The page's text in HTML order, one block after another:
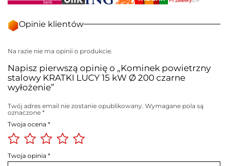
Opinie klientów
Na razie nie ma opinii o produkcie.
Napisz pierwszą opinię o „Kominek powietrzny
stalowy KRATKI LUCY 15 kW Ø 200 czarne
wyłożenie”
Twój adres email nie zostanie opublikowany. Wymagane pola są
oznaczone *
Twoja ocena *
Twoja opinia *